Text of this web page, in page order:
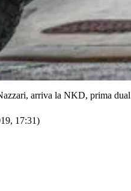
arriva la NKD, prima dual
17:31)